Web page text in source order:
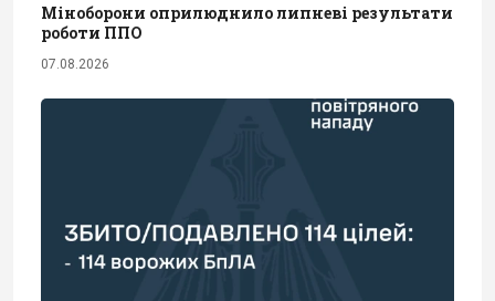
Міноборони оприлюднило липневі результати
роботи ППО
07.08.2026